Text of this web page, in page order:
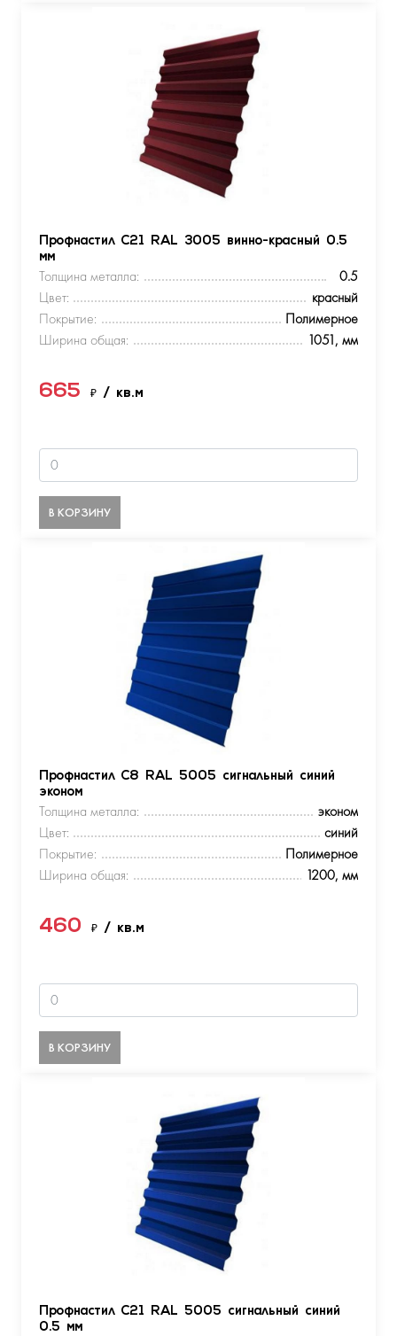
Профнастил С21 RAL 3005 винно-красный 0.5
мм
Толщина металла:
0.5
Цвет:
красный
Покрытие:
Полимерное
Ширина общая:
1051, мм
665 ₽ / кв.м
В КОРЗИНУ
Профнастил С8 RAL 5005 сигнальный синий
эконом
Толщина металла:
эконом
Цвет:
синий
Покрытие:
Полимерное
Ширина общая:
1200, мм
460 ₽ / кв.м
В КОРЗИНУ
Профнастил С21 RAL 5005 сигнальный синий
0.5 мм